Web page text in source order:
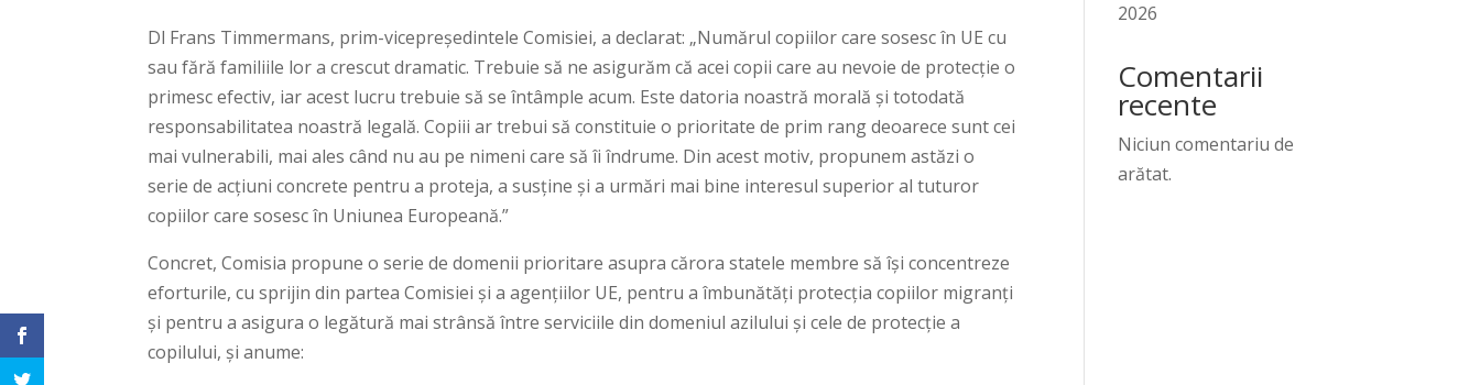
Dl Frans Timmermans, prim-vicepreședintele Comisiei, a declarat: „Numărul copiilor care sosesc în UE cu
sau fără familiile lor a crescut dramatic. Trebuie să ne asigurăm că acei copii care au nevoie de protecție o
primesc efectiv, iar acest lucru trebuie să se întâmple acum. Este datoria noastră morală și totodată
responsabilitatea noastră legală. Copiii ar trebui să constituie o prioritate de prim rang deoarece sunt cei
mai vulnerabili, mai ales când nu au pe nimeni care să îi îndrume. Din acest motiv, propunem astăzi o
serie de acțiuni concrete pentru a proteja, a susține și a urmări mai bine interesul superior al tuturor
copiilor care sosesc în Uniunea Europeană.”
Concret, Comisia propune o serie de domenii prioritare asupra cărora statele membre să își concentreze
eforturile, cu sprijin din partea Comisiei și a agențiilor UE, pentru a îmbunătăți protecția copiilor migranți
și pentru a asigura o legătură mai strânsă între serviciile din domeniul azilului și cele de protecție a
copilului, și anume:
2026
Comentarii
recente
Niciun comentariu de
arătat.